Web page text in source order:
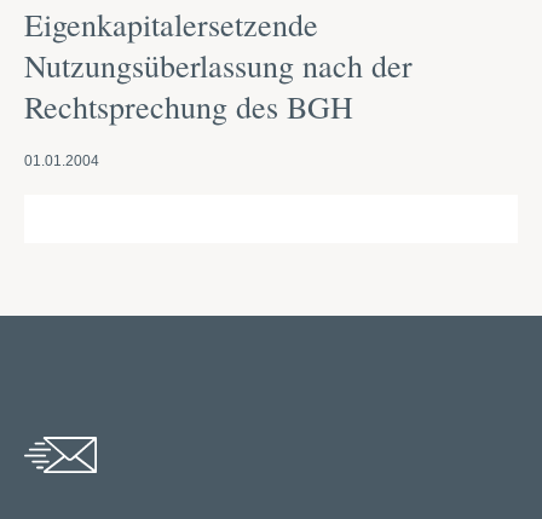
Eigenkapitalersetzende
Nutzungsüberlassung nach der
Rechtsprechung des BGH
01.01.2004